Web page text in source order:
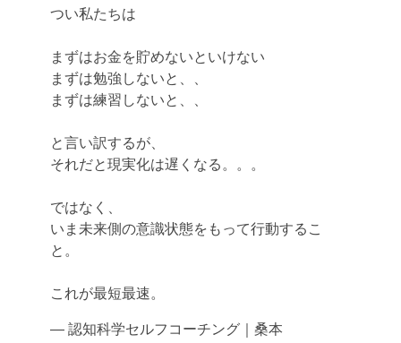
つい私たちは
まずはお金を貯めないといけない
まずは勉強しないと、、
まずは練習しないと、、
と言い訳するが、
それだと現実化は遅くなる。。。
ではなく、
いま未来側の意識状態をもって行動するこ
と。
これが最短最速。
— 認知科学セルフコーチング｜桑本